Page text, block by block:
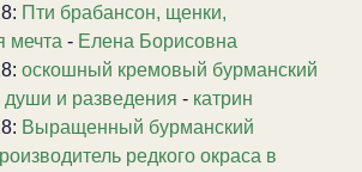
Пти брабансон, щенки,
мечта - Елена Борисовна
оскошный кремовый бурманский
души и разведения - катрин
Выращенный бурманский
редкого окраса в